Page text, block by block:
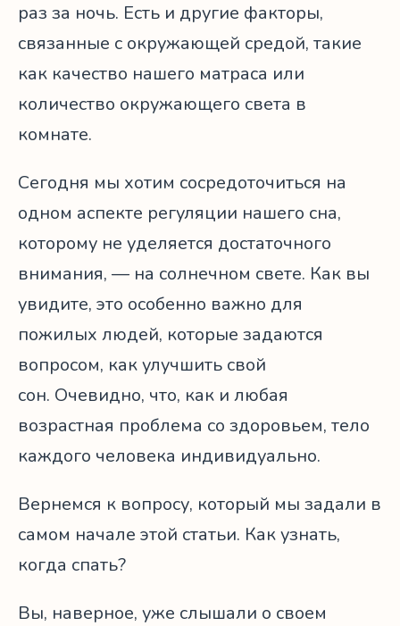
раз за ночь. Есть и другие факторы,
связанные с окружающей средой, такие
как качество нашего матраса или
количество окружающего света в
комнате.
Сегодня мы хотим сосредоточиться на
одном аспекте регуляции нашего сна,
которому не уделяется достаточного
внимания, — на солнечном свете. Как вы
увидите, это особенно важно для
пожилых людей, которые задаются
вопросом, как улучшить свой
сон. Очевидно, что, как и любая
возрастная проблема со здоровьем, тело
каждого человека индивидуально.
Вернемся к вопросу, который мы задали в
самом начале этой статьи. Как узнать,
когда спать?
Вы, наверное, уже слышали о своем